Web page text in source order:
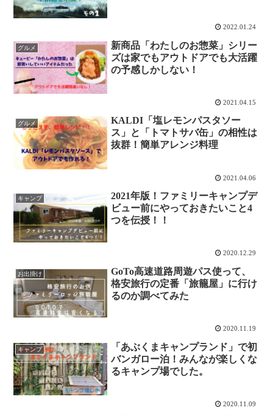
2022.01.24
グルメ
新商品「わたしのお惣菜」シリー
ズは家でもアウトドアでも大活躍
の予感しかしない！
2021.04.15
グルメ
KALDI「塩レモンパスタソー
ス」と「トマトサバ缶」の相性は
抜群！簡単アレンジ料理
2021.04.06
キャンプ
2021年版！ファミリーキャンプデ
ビュー前にやっておきたいこと4
つを伝授！！
2020.12.29
お出掛け
GoTo高速道路周遊パス使って、
格安旅行の定番「旅籠屋」に行け
るのか調べてみた
2020.11.19
キャンプ
「あぶくまキャンプランド」で初
バンガロー泊！みんなが楽しくな
るキャンプ場でした。
2020.11.09